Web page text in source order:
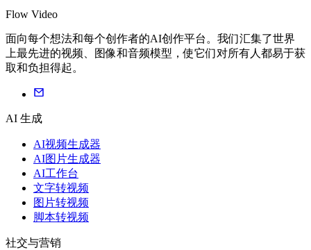
Flow Video
面向每个想法和每个创作者的AI创作平台。我们汇集了世界
上最先进的视频、图像和音频模型，使它们对所有人都易于获
取和负担得起。
AI 生成
AI视频生成器
AI图片生成器
AI工作台
文字转视频
图片转视频
脚本转视频
社交与营销